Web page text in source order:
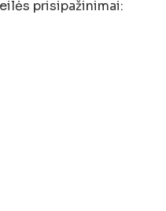
prisipažinimai: